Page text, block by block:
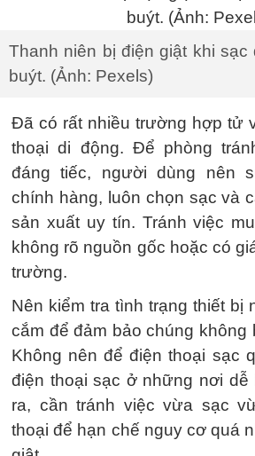
Thanh niên bị điện giật khi sạc
buýt. (Ảnh: Pexels)
Đã có rất nhiều trường hợp tử
thoại di động. Để phòng
đáng tiếc, người dùng nên
chính hàng, luôn chọn sạc và
sản xuất uy tín. Tránh việc
không rõ nguồn gốc hoặc có
trường.
Nên kiểm tra tình trạng thiết bị
cắm để đảm bảo chúng không
Không nên để điện thoại sạc
điện thoại sạc ở những nơi dễ
ra, cần tránh việc vừa sạc
thoại để hạn chế nguy cơ quá